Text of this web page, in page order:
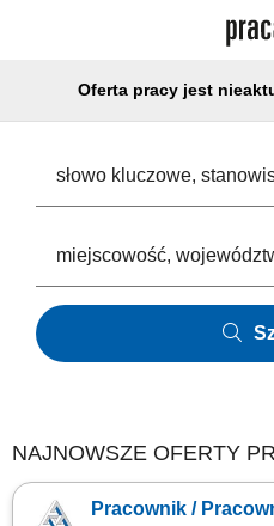
Oferta pracy jest
NAJNOWSZE OFERTY
Pracownik /